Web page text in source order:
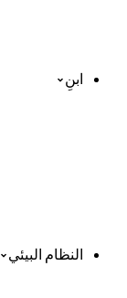
ابنِ
النظام البيئي